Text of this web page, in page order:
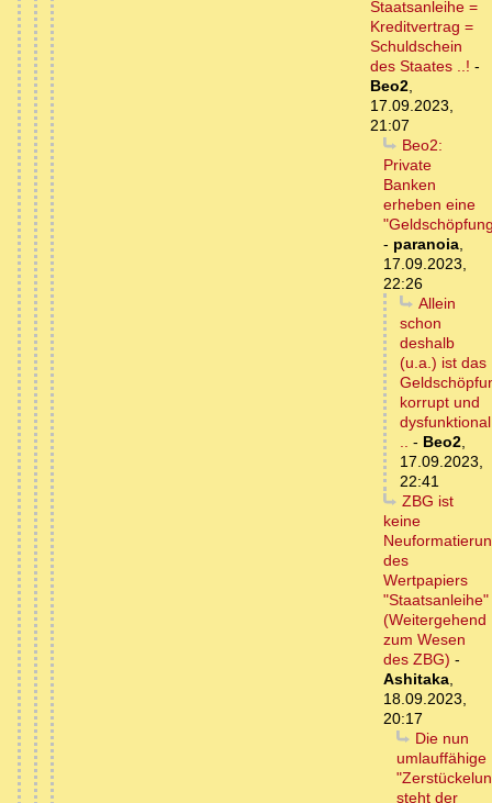
Staatsanleihe =
Kreditvertrag =
Schuldschein
des Staates ..! -
Beo2,
17.09.2023,
21:07
Beo2:
Private
Banken
erheben eine
- paranoia,
17.09.2023,
22:26
Allein
schon
deshalb
(u.a.) ist das
korrupt und
dysfunktional
.. - Beo2,
17.09.2023,
22:41
ZBG ist
keine
des
Wertpapiers
"Staatsanleihe"
(Weitergehend
zum Wesen
des ZBG) -
Ashitaka,
18.09.2023,
20:17
Die nun
umlauffähige
steht der